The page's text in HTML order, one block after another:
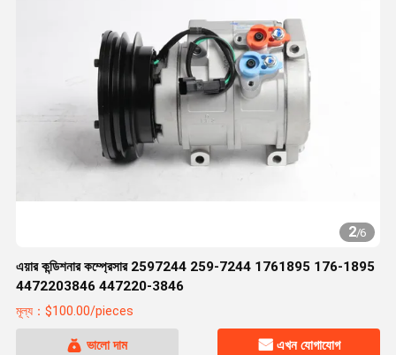
2/6
এয়ার কন্ডিশনার কম্প্রেসার 2597244 259-7244 1761895 176-1895
4472203846 447220-3846
মূল্য：$100.00/pieces
ভালো দাম এখন যোগাযোগ